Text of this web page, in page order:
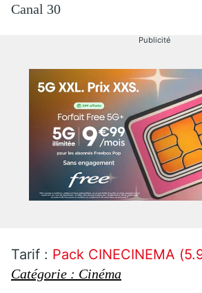
Canal 30
Publicité
Tarif : Pack CINECINEMA
Catégorie : Cinéma